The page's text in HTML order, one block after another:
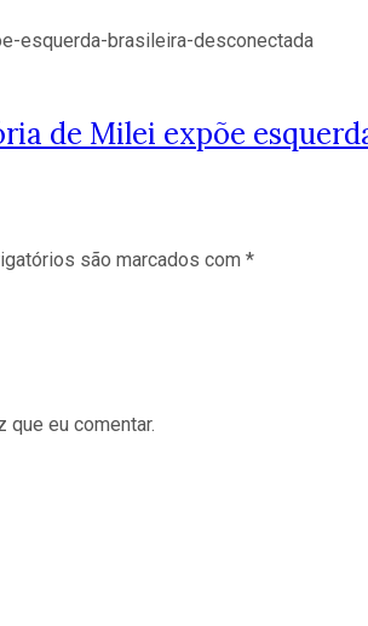
de Milei expõe
são marcados com *
que eu comentar.